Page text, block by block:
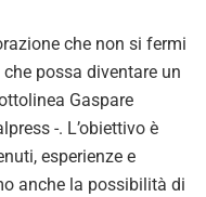
che non si fermi
possa diventare un
Gaspare
-. L’obiettivo è
esperienze e
anche la possibilità di